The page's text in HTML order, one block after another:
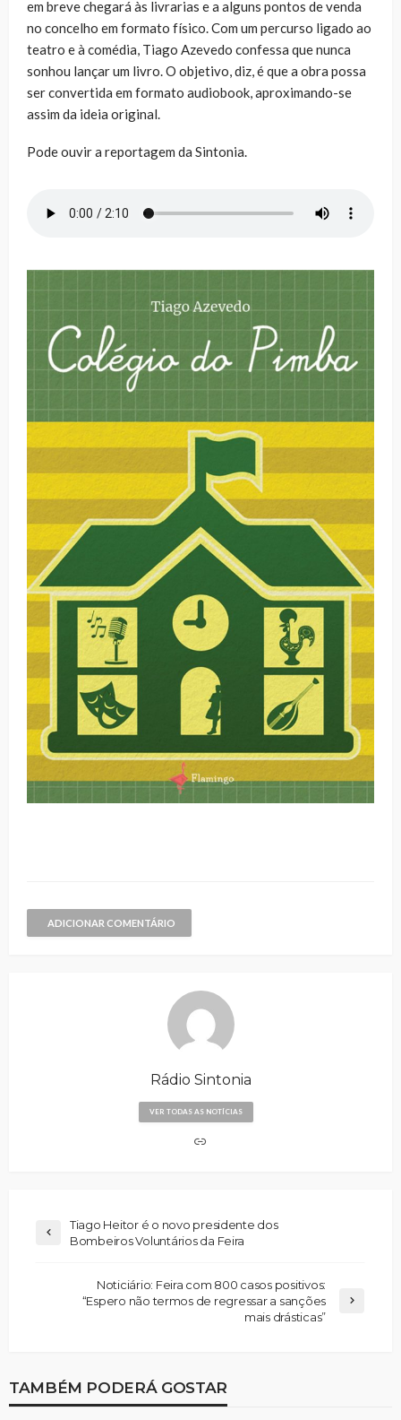
em breve chegará às livrarias e a alguns pontos de venda
no concelho em formato físico. Com um percurso ligado ao
teatro e à comédia, Tiago Azevedo confessa que nunca
sonhou lançar um livro. O objetivo, diz, é que a obra possa
ser convertida em formato audiobook, aproximando-se
assim da ideia original.
Pode ouvir a reportagem da Sintonia.
ADICIONAR COMENTÁRIO
Rádio Sintonia
VER TODAS AS NOTÍCIAS
Tiago Heitor é o novo presidente dos
Bombeiros Voluntários da Feira
Noticiário: Feira com 800 casos positivos:
“Espero não termos de regressar a sanções
mais drásticas”
TAMBÉM PODERÁ GOSTAR